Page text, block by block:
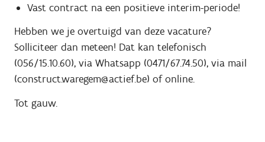
Vast contract na een positieve interim-periode!
Hebben we je overtuigd van deze vacature?
Solliciteer dan meteen! Dat kan telefonisch
(056/15.10.60), via Whatsapp (0471/67.74.50), via mail
(construct.waregem@actief.be) of online.
Tot gauw.